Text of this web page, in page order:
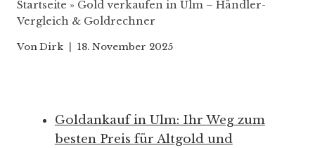
Startseite » Gold verkaufen in Ulm – Händler-
Vergleich & Goldrechner
VonDirk 18. November 2025
Goldankauf in Ulm: Ihr Weg zum
besten Preis für Altgold und